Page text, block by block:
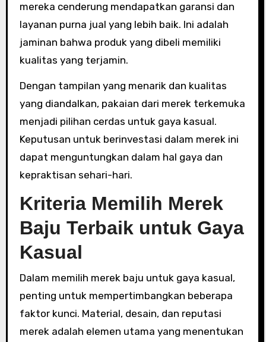
mereka cenderung mendapatkan garansi dan
layanan purna jual yang lebih baik. Ini adalah
jaminan bahwa produk yang dibeli memiliki
kualitas yang terjamin.
Dengan tampilan yang menarik dan kualitas
yang diandalkan, pakaian dari merek terkemuka
menjadi pilihan cerdas untuk gaya kasual.
Keputusan untuk berinvestasi dalam merek ini
dapat menguntungkan dalam hal gaya dan
kepraktisan sehari-hari.
Kriteria Memilih Merek
Baju Terbaik untuk Gaya
Kasual
Dalam memilih merek baju untuk gaya kasual,
penting untuk mempertimbangkan beberapa
faktor kunci. Material, desain, dan reputasi
merek adalah elemen utama yang menentukan